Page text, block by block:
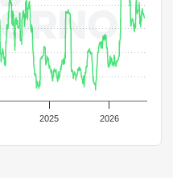
2025 2026